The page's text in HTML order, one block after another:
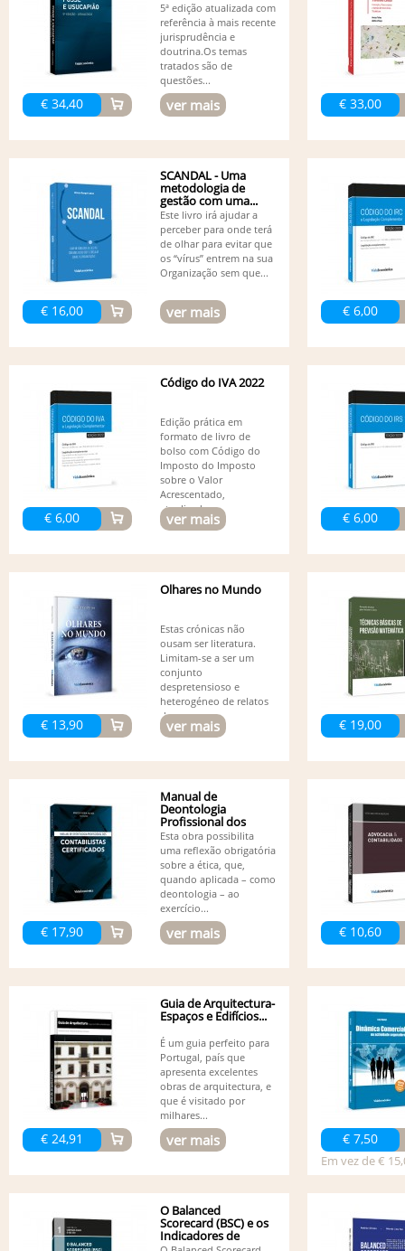
€ 34,40
5ª edição atualizada com
referência à mais recente
jurisprudência e
doutrina.Os temas
tratados são de
questões...
ver mais € 33,00
€ 16,00
SCANDAL - Uma
metodologia de
gestão com uma...
Este livro irá ajudar a
perceber para onde terá
de olhar para evitar que
os “vírus” entrem na sua
Organização sem que...
ver mais € 6,00
€ 6,00
Código do IVA 2022
Edição prática em
formato de livro de
bolso com Código do
Imposto do Imposto
sobre o Valor
Acrescentado,
atualizado...
ver mais € 6,00
€ 13,90
Olhares no Mundo
Estas crónicas não
ousam ser literatura.
Limitam-se a ser um
conjunto
despretensioso e
heterogéneo de relatos
de...
ver mais € 19,00
€ 17,90
Manual de
Deontologia
Profissional dos
Contabilistas...
Esta obra possibilita
uma reflexão obrigatória
sobre a ética, que,
quando aplicada – como
deontologia – ao
exercício...
ver mais € 10,60
€ 24,91
Guia de Arquitectura-
Espaços e Edifícios...
É um guia perfeito para
Portugal, país que
apresenta excelentes
obras de arquitectura, e
que é visitado por
milhares...
ver mais € 7,50
Em vez de €
O Balanced
Scorecard (BSC) e os
Indicadores de